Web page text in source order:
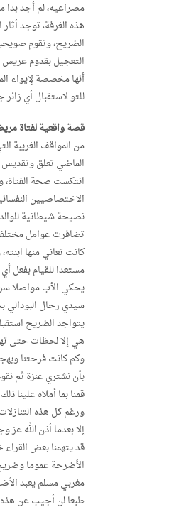
مصراعيه، لم أجد
هذه الغرفة، توجد
الضريح، وتقوم
التعجيل بقدوم عريس
أنها مخصصة لإيواء
للتو لاستقبال أي زائر
قصة واقعية لفتاة
من المواقف الغريبة
الماضي تعلق وتقديس
انتكست صحة الفتاة،
الاختصاصيين
نصيحة شيطانية
تضافرت عوامل
كانت تعاني منها
مستعدا للقيام بفعل
يحكي الأب مواصلا
سيدي رحال البودالي
يتواجد الضريح
هي إلا لحظات حتى
وكم كانت فرحتنا
بأن نشتري عنزة ثم
قمنا بما أملاه علينا
ورغم كل هذه
إلا بعدما أذن الله
قد يتهمنا بعض القراء
الأضرحة عموما
مغربي مسلم يعبد
طبعا لن أجيب عن هذه